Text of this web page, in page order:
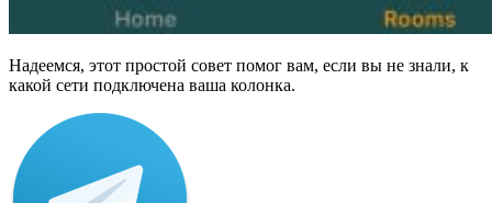
Надеемся, этот простой совет помог вам, если вы не знали, к
какой сети подключена ваша колонка.